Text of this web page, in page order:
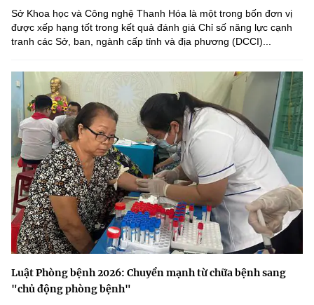
Sở Khoa học và Công nghệ Thanh Hóa là một trong bốn đơn vị
được xếp hạng tốt trong kết quả đánh giá Chỉ số năng lực cạnh
tranh các Sở, ban, ngành cấp tỉnh và địa phương (DCCI)...
Luật Phòng bệnh 2026: Chuyển mạnh từ chữa bệnh sang
"chủ động phòng bệnh"